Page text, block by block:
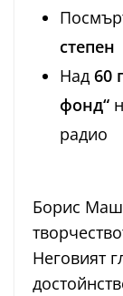
степен
Над 60
фонд“
радио
Борис
Неговият